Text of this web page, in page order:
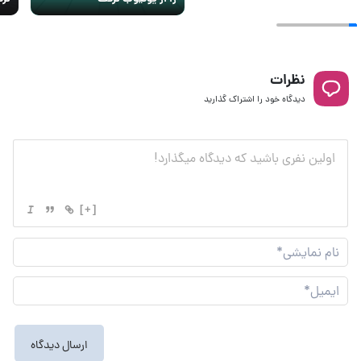
نظرات
دیدگاه خود را اشتراک گذارید
[+]
نام